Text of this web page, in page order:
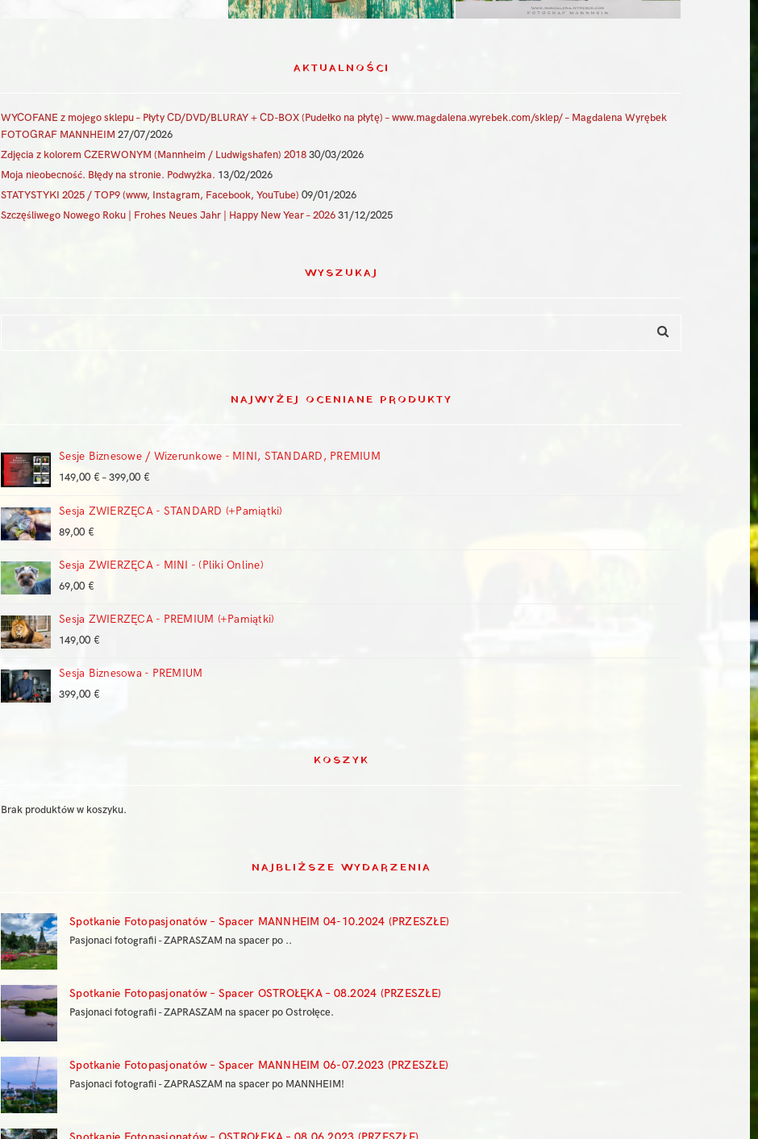
AKTUALNOŚCI
WYCOFANE z mojego sklepu – Płyty CD/DVD/BLURAY + CD-BOX (Pudełko na płytę) – www.magdalena.wyrebek.com/sklep/ – Magdalena Wyrębek
FOTOGRAF MANNHEIM 27/07/2026
Zdjęcia z kolorem CZERWONYM (Mannheim / Ludwigshafen) 201830/03/2026
Moja nieobecność. Błędy na stronie. Podwyżka. 13/02/2026
STATYSTYKI 2025 / TOP9 (www, Instagram, Facebook, YouTube) 09/01/2026
Szczęśliwego Nowego Roku | Frohes Neues Jahr | Happy New Year – 202631/12/2025
WYSZUKAJ
NAJWYŻEJ OCENIANE PRODUKTY
Sesje Biznesowe / Wizerunkowe - MINI, STANDARD, PREMIUM
149,00 €–399,00 €
od
399,00 €
Sesja ZWIERZĘCA - STANDARD (+Pamiątki)
89,00 €
Sesja ZWIERZĘCA - MINI - (Pliki Online)
69,00 €
Sesja ZWIERZĘCA - PREMIUM (+Pamiątki)
149,00 €
Sesja Biznesowa - PREMIUM
399,00 €
KOSZYK
Brak produktów w koszyku.
NAJBLIŻSZE WYDARZENIA
Spotkanie Fotopasjonatów – Spacer MANNHEIM 04-10.2024 (PRZESZŁE)
Pasjonaci fotografii - ZAPRASZAM na spacer po ..
Spotkanie Fotopasjonatów – Spacer OSTROŁĘKA – 08.2024 (PRZESZŁE)
Pasjonaci fotografii - ZAPRASZAM na spacer po Ostrołęce.
Spotkanie Fotopasjonatów – Spacer MANNHEIM 06-07.2023 (PRZESZŁE)
Pasjonaci fotografii - ZAPRASZAM na spacer po MANNHEIM!